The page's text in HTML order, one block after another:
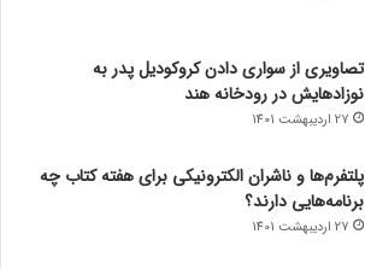
تصاویری از سواری دادن کروکودیل پدر به
نوزادهایش در رودخانه هند
27 اردیبهشت 1401
پلتفرم‌ها و ناشران الکترونیکی برای هفته کتاب چه
برنامه‌هایی دارند؟
27 اردیبهشت 1401